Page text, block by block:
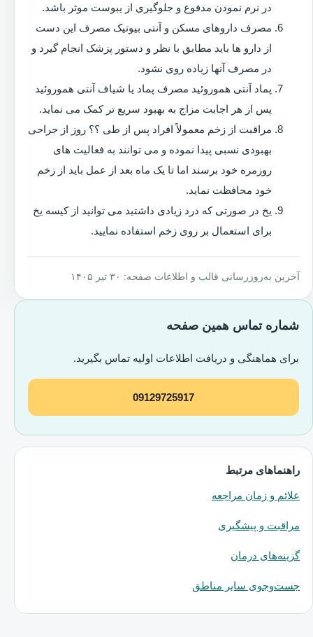
در نرم نمودن مدفوع و جلوگیری از یبوست موثر باشد.
مصرف داروهای مسکن و آنتی بیوتیک مصرف این دست
از دارو ها باید مطابق با نظر و دستور پزشک انجام گیرد و
در مصرف آنها زیاده روی نشود.
پماد آنتی هموروئید مصرف پماد یا شیاف آنتی هموروئید
پس از هر اجابت مزاج به بهبود سریع تر کمک می نماید.
مراقبت از زخم معمولاً افراد پس از طی ؟؟ روز از جراحی
بهبودی نسبی پیدا نموده و می توانند به فعالیت های
روزمره خود برسند اما تا یک ماه بعد از عمل باید از زخم
خود محافظت نماید.
یخ در صورتی که درد زیادی داشتید می توانید از کیسه یخ
برای استعمال بر روی زخم استفاده نمایید.
آخرین به‌روزرسانی قالب و اطلاعات صفحه: ۳۰ تیر ۱۴۰۵
شماره تماس همین صفحه
برای هماهنگی و دریافت اطلاعات اولیه تماس بگیرید.
09129725917
راهنماهای مرتبط
علائم و زمان مراجعه
مراقبت و پیشگیری
گزینه‌های درمان
جست‌وجوی سایر مناطق